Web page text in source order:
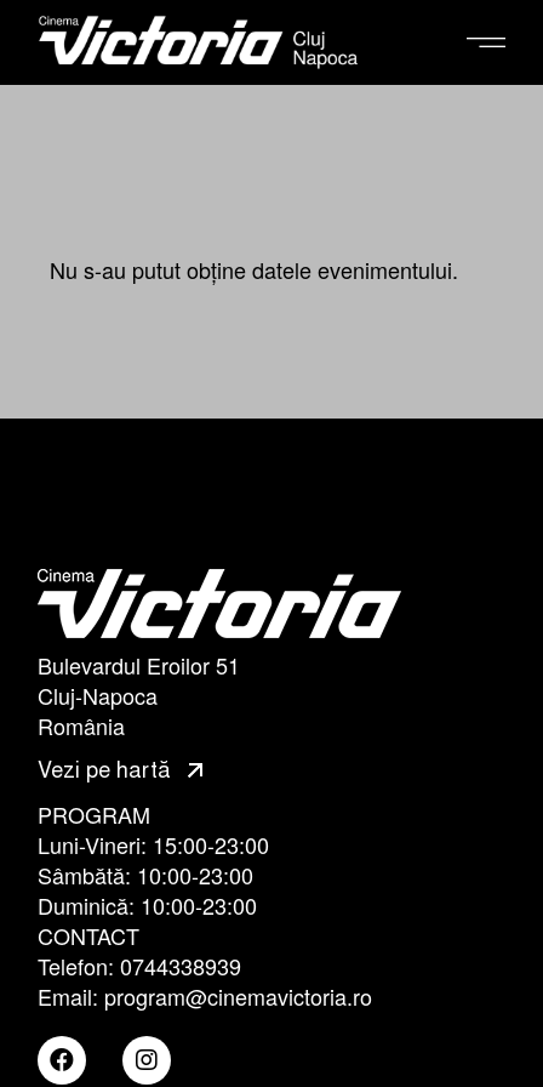
Nu s-au putut obține datele evenimentului.
Bulevardul Eroilor 51
Cluj-Napoca
România
Vezi pe hartă
PROGRAM
Luni-Vineri: 15:00-23:00
Sâmbătă: 10:00-23:00
Duminică: 10:00-23:00
CONTACT
Telefon: 0744338939
Email: program@cinemavictoria.ro